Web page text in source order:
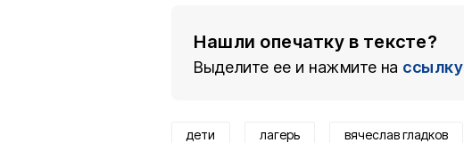
Нашли опечатку в тексте?
Выделите ее и нажмите на ссылку
дети лагерь вячеслав гладков